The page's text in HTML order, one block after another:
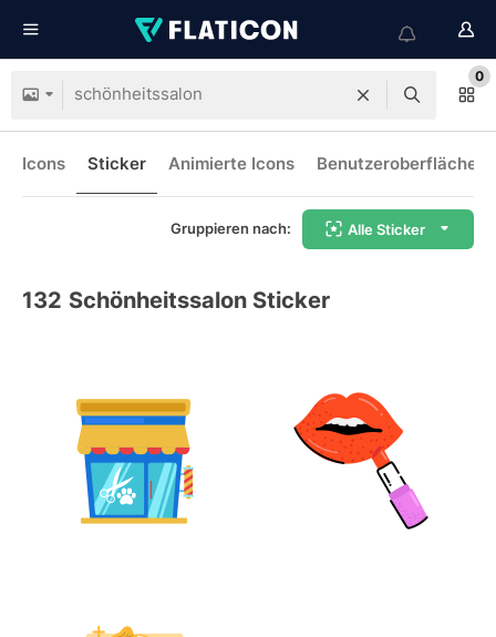
0
Icons Sticker Animierte Icons
Gruppieren nach: Alle Sticker
132 Schönheitssalon Sticker